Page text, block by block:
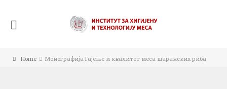
Home Mонографија Гајење и квалитет меса шаранских риба